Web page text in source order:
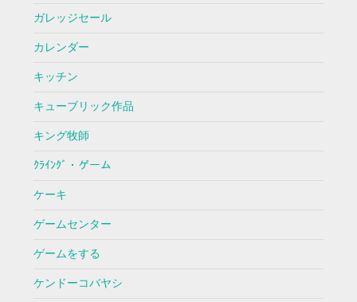
ガレッジセール
カレンダー
キッチン
キューブリック作品
キング牧師
ｸﾗｲﾝｸﾞ・ゲーム
ケーキ
ゲームセンター
ゲームをする
ケンドーコバヤシ